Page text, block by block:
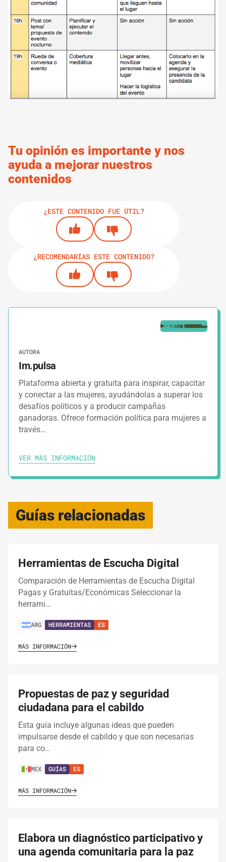
Tu opinión es importante y nos
ayuda a mejorar nuestros
contenidos
¿ESTE CONTENIDO FUE ÚTIL?
¿RECOMENDARÍAS ESTE CONTENIDO?
AUTORA
Im.pulsa
Plataforma abierta y gratuita para inspirar, capacitar
y conectar a las mujeres, ayudándolas a superar los
desafíos políticos y a producir campañas
ganadoras. Ofrece formación política para mujeres a
través…
VER MÁS INFORMACIÓN
Guías relacionadas
Herramientas de Escucha Digital
Comparación de Herramientas de Escucha Digital
Pagas y Gratuitas/Económicas Seleccionar la
herrami…
ARG HERRAMIENTAS ES
MÁS INFORMACIÓN
Propuestas de paz y seguridad
ciudadana para el cabildo
Esta guía incluye algunas ideas que pueden
impulsarse desde el cabildo y que son necesarias
para co…
MEX GUÍAS ES
MÁS INFORMACIÓN
Elabora un diagnóstico participativo y
una agenda comunitaria para la paz